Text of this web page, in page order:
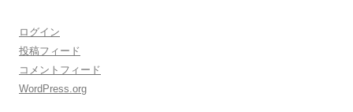
ログイン
投稿フィード
コメントフィード
WordPress.org